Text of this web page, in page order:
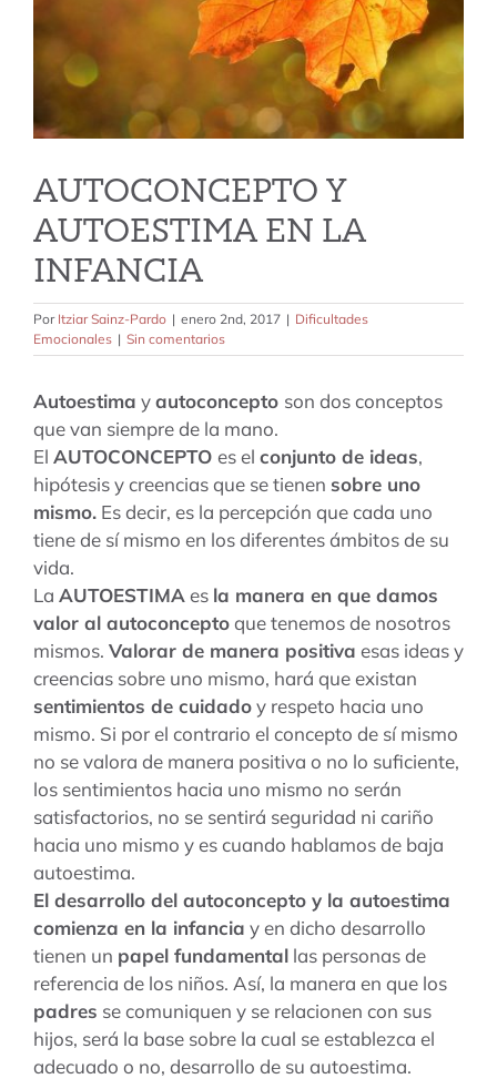
AUTOCONCEPTO Y
AUTOESTIMA EN LA
INFANCIA
Por Itziar Sainz-Pardo | enero 2nd, 2017 | Dificultades
Emocionales | Sin comentarios
Autoestima yautoconcepto son dos conceptos
que van siempre de la mano.
El AUTOCONCEPTO es el conjunto de ideas,
hipótesis y creencias que se tienen sobre uno
mismo. Es decir, es la percepción que cada uno
tiene de sí mismo en los diferentes ámbitos de su
vida.
La AUTOESTIMAes la manera en que damos
valor al autoconceptoque tenemos de nosotros
mismos. Valorar de manera positiva esas ideas y
creencias sobre uno mismo, hará que existan
sentimientos de cuidadoy respeto hacia uno
mismo. Si por el contrario el concepto de sí mismo
no se valora de manera positiva o no lo suficiente,
los sentimientos hacia uno mismo no serán
satisfactorios, no se sentirá seguridad ni cariño
hacia uno mismo y es cuando hablamos de baja
autoestima.
El desarrollo del autoconcepto y la autoestima
comienza en la infancia y en dicho desarrollo
tienen un papel fundamental las personas de
referencia de los niños. Así, la manera en que los
padres se comuniquen y se relacionen con sus
hijos, será la base sobre la cual se establezca el
adecuado o no, desarrollo de su autoestima.